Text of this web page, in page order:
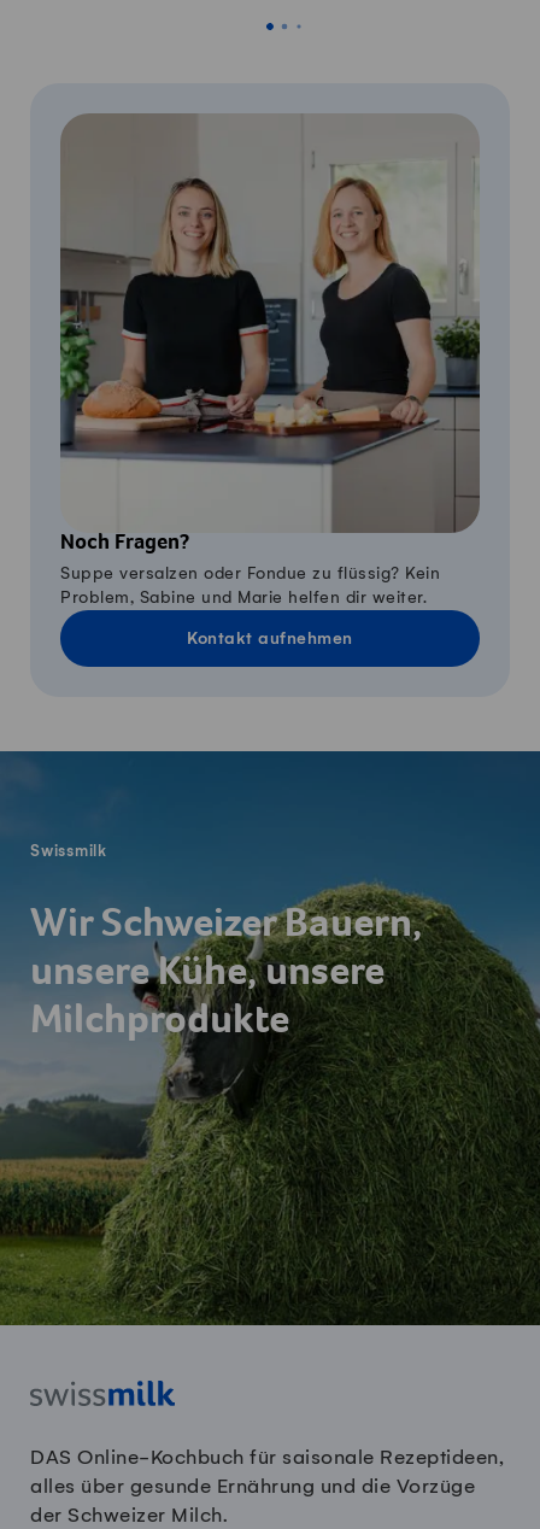
Noch Fragen?
Suppe versalzen oder Fondue zu flüssig? Kein
Problem, Sabine und Marie helfen dir weiter.
Kontakt aufnehmen
Swissmilk
Wir Schweizer Bauern,
unsere Kühe, unsere
Milchprodukte
DAS Online-Kochbuch für saisonale Rezeptideen,
alles über gesunde Ernährung und die Vorzüge
der Schweizer Milch.